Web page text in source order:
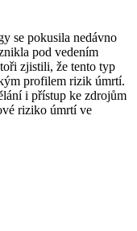
se pokusila nedávno
pod vedením
zjistili, že tento typ
profilem rizik úmrtí.
i přístup ke zdrojům
riziko úmrtí ve